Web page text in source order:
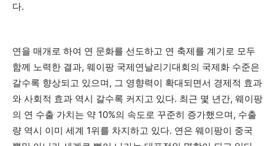
다.
연을 매개로 하여 연 문화를 선도하고 연 축제를 계기로 모두
함께 노력한 결과, 웨이팡 국제연날리기대회의 국제화 수준은
갈수록 향상되고 있으며, 그 영향력이 확대되면서 경제적 효과
와 사회적 효과 역시 갈수록 커지고 있다. 최근 몇 년간, 웨이팡
의 연 수출 가치는 약 10%의 속도로 꾸준히 증가했으며, 수출
량 역시 이미 세계 1위를 차지하고 있다. 연은 웨이팡이 중국